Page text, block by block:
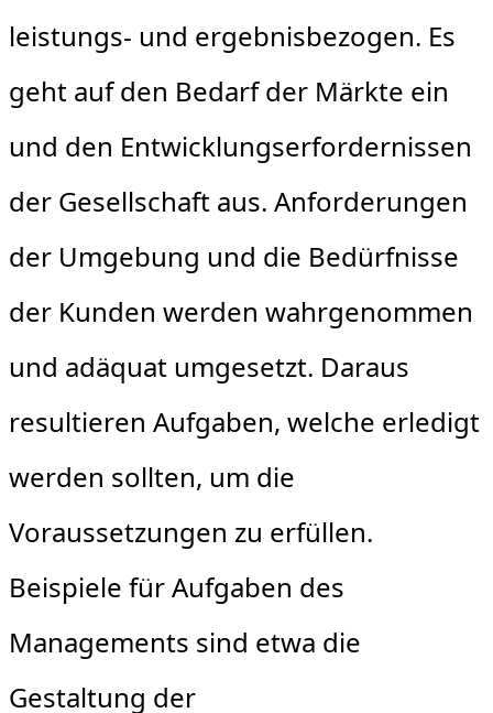
leistungs- und ergebnisbezogen. Es
geht auf den Bedarf der Märkte ein
und den Entwicklungserfordernissen
der Gesellschaft aus. Anforderungen
der Umgebung und die Bedürfnisse
der Kunden werden wahrgenommen
und adäquat umgesetzt. Daraus
resultieren Aufgaben, welche erledigt
werden sollten, um die
Voraussetzungen zu erfüllen.
Beispiele für Aufgaben des
Managements sind etwa die
Gestaltung der